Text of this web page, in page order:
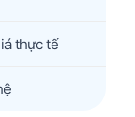
thực tế